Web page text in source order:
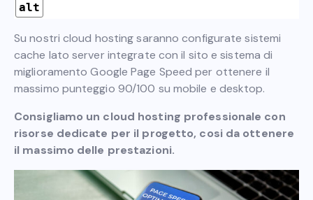
alt
Su nostri cloud hosting saranno configurate sistemi
cache lato server integrate con il sito e sistema di
miglioramento Google Page Speed per ottenere il
massimo punteggio 90/100 su mobile e desktop.
Consigliamo un cloud hosting professionale con
risorse dedicate per il progetto, cosi da ottenere
il massimo delle prestazioni.